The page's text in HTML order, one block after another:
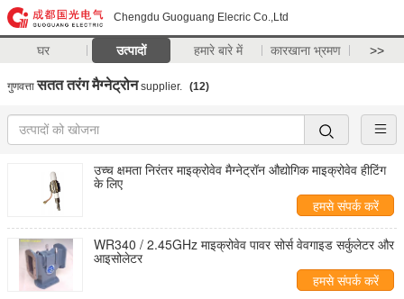
Chengdu Guoguang Elecric Co.,Ltd
घर उत्पादों हमारे बारे में कारखाना भ्रमण >>
गुणवत्ता सतत तरंग मैग्नेट्रोनsupplier. (12)
उच्च क्षमता निरंतर माइक्रोवेव मैग्नेट्रॉन औद्योगिक माइक्रोवेव हीटिंग
के लिए
हमसे संपर्क करें
WR340 / 2.45GHz माइक्रोवेव पावर सोर्स वेवगाइड सर्कुलेटर और
आइसोलेटर
हमसे संपर्क करें